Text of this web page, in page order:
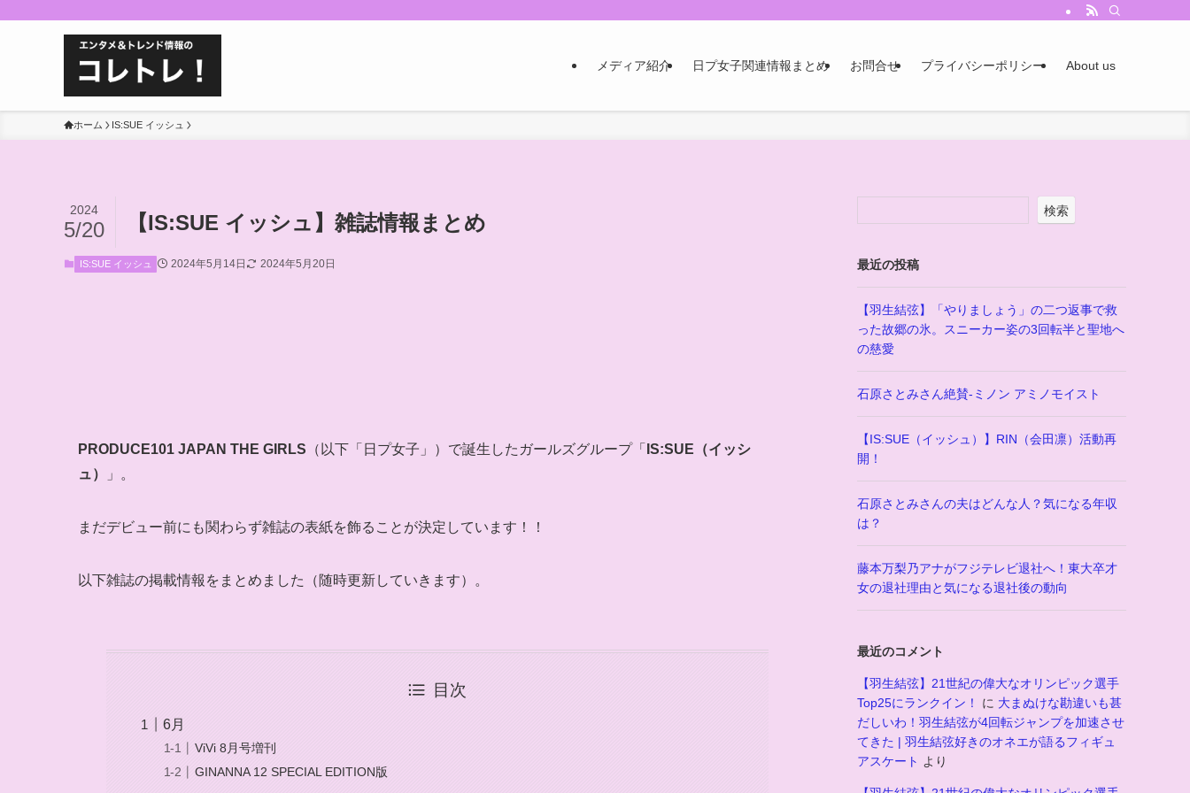
メディア紹介 日プ女子関連情報まとめ お問合せ プライバシーポリシー About us
ホーム IS:SUE イッシュ
【IS:SUE イッシュ】雑誌情報まとめ
2024
5/20
IS:SUE イッシュ 2024年5月14日 2024年5月20日
PRODUCE101 JAPAN THE GIRLS （以下「日プ女子」）で誕生したガールズグループ「 IS:SUE（イッシ
ュ）
」。
まだデビュー前にも関わらず雑誌の表紙を飾ることが決定しています！！
以下雑誌の掲載情報をまとめました（随時更新していきます）。
目次
6月
ViVi 8月号増刊
GINANNA 12 SPECIAL EDITION版
検索
最近の投稿
【羽生結弦】「やりましょう」の二つ返事で救
った故郷の氷。スニーカー姿の3回転半と聖地へ
の慈愛
石原さとみさん絶賛-ミノン アミノモイスト
【IS:SUE（イッシュ）】RIN（会田凛）活動再
開！
石原さとみさんの夫はどんな人？気になる年収
は？
藤本万梨乃アナがフジテレビ退社へ！東大卒才
女の退社理由と気になる退社後の動向
最近のコメント
【羽生結弦】21世紀の偉大なオリンピック選手
Top25にランクイン！
に 大まぬけな勘違いも甚
だしいわ！羽生結弦が4回転ジャンプを加速させ
てきた | 羽生結弦好きのオネエが語るフィギュ
アスケート より